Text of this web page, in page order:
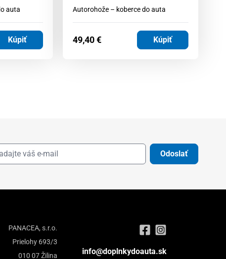
auta
Kúpiť
Autorohože – koberce do auta
49,40€ Kúpiť
Odoslať
PANACEA, s.r.o.
Prielohy 693/3
010 07 Žilina
info@doplnkydoauta.sk